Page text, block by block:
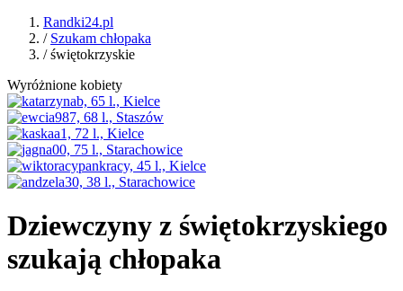
Randki24.pl
/ Szukam chłopaka
/ świętokrzyskie
Wyróżnione kobiety
Dziewczyny z świętokrzyskiego
szukają chłopaka